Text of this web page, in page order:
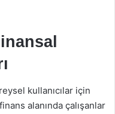
kullanıcılar için
alanında çalışanlar